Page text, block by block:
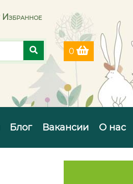
Избранное
0
Блог Вакансии О нас